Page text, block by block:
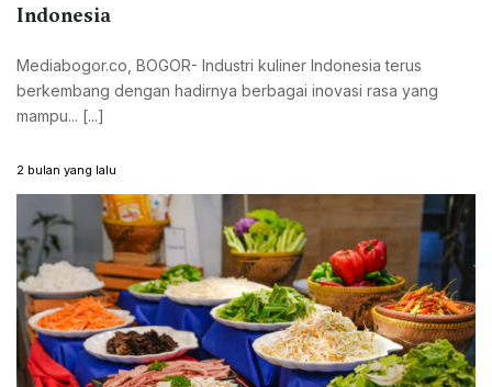
Indonesia
Mediabogor.co, BOGOR- Industri kuliner Indonesia terus
berkembang dengan hadirnya berbagai inovasi rasa yang
mampu... [...]
2 bulan yang lalu